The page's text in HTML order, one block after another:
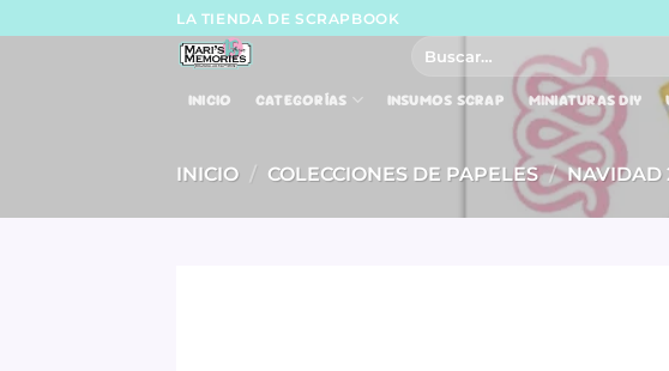
LA TIENDA DE SCRAPBOOK
INICIO CATEGORÍAS INSUMOS SCRAP MINIATURAS DIY
INICIO / COLECCIONES DE PAPELES / NAVIDAD